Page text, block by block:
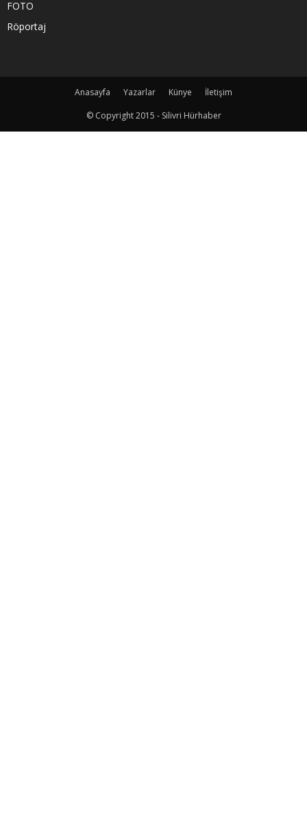
FOTO
Röportaj
Anasayfa Yazarlar Künye
İletişim
© Copyright 2015 - Silivri Hürhaber